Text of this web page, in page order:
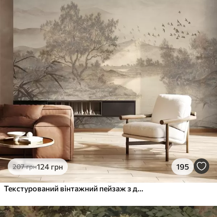
грн /м²
Преміум
1066 640грн/м²
Преміум Вініл
1216730грн/м²
Peel and Stick
1458 875грн /м²
207грн124 грн 195
Текстурований вінтажний пейзаж з деревом біля річки та хмарним небом, мистецтво природи в тонах сепії